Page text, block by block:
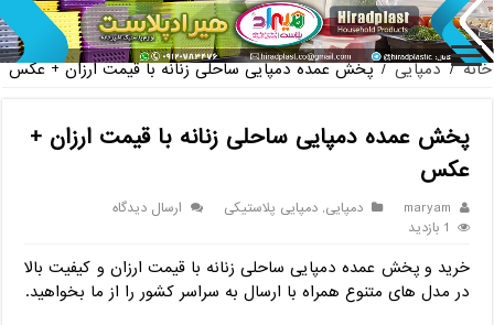
پخش عمده صندلی پلاستیکی دسته دار 889 ناصر + قیمت روز
خانه / دمپایی / پخش عمده دمپایی ساحلی زنانه با قیمت ارزان + عکس
پخش عمده دمپایی ساحلی زنانه با قیمت ارزان +
عکس
maryam دمپایی,دمپایی پلاستیکی
ارسال دیدگاه
1 بازدید
خرید و پخش عمده دمپایی ساحلی زنانه با قیمت ارزان و کیفیت بالا
در مدل‌ های متنوع همراه با ارسال به سراسر کشور را از ما بخواهید.